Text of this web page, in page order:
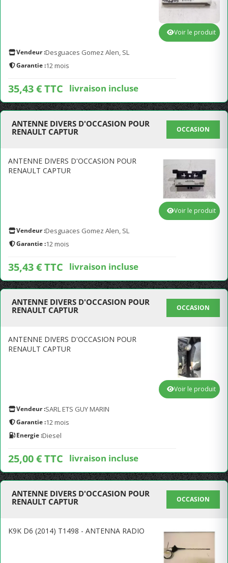
Vendeur :Desguaces Gomez Alen, SL
Garantie :12 mois
35,43 € TTC livraison incluse
Voir le produit
ANTENNE DIVERS D'OCCASION POUR
RENAULT CAPTUR
OCCASION
ANTENNE DIVERS D'OCCASION POUR
RENAULT CAPTUR
Vendeur :Desguaces Gomez Alen, SL
Garantie :12 mois
35,43 € TTC livraison incluse
Voir le produit
ANTENNE DIVERS D'OCCASION POUR
RENAULT CAPTUR
OCCASION
ANTENNE DIVERS D'OCCASION POUR
RENAULT CAPTUR
Vendeur :SARL ETS GUY MARIN
Garantie :12 mois
Energie :Diesel
25,00 € TTC livraison incluse
Voir le produit
ANTENNE DIVERS D'OCCASION POUR
RENAULT CAPTUR
OCCASION
K9K D6 (2014) T1498 - ANTENNA RADIO